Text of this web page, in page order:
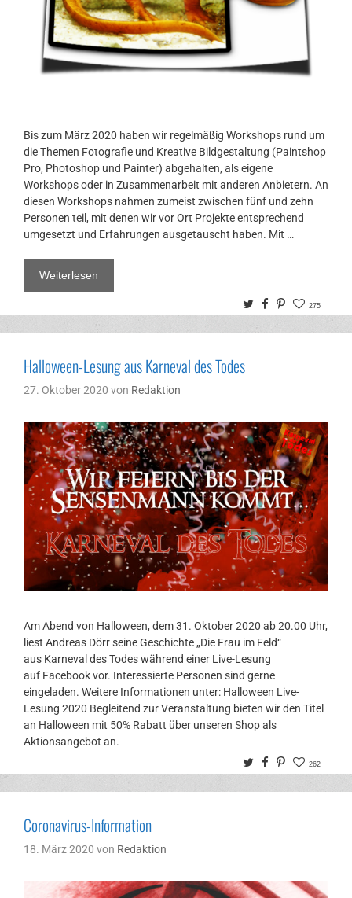
Bis zum März 2020 haben wir regelmäßig Workshops rund um
die Themen Fotografie und Kreative Bildgestaltung (Paintshop
Pro, Photoshop und Painter) abgehalten, als eigene
Workshops oder in Zusammenarbeit mit anderen Anbietern. An
diesen Workshops nahmen zumeist zwischen fünf und zehn
Personen teil, mit denen wir vor Ort Projekte entsprechend
umgesetzt und Erfahrungen ausgetauscht haben. Mit …
Weiterlesen
TwitterFacebook
Pinterest
275
Halloween-Lesung aus Karneval des Todes
27. Oktober 2020 von Redaktion
Am Abend von Halloween, dem 31. Oktober 2020 ab 20.00 Uhr,
liest Andreas Dörr seine Geschichte „Die Frau im Feld“
aus Karneval des Todes während einer Live-Lesung
auf Facebook vor. Interessierte Personen sind gerne
eingeladen. Weitere Informationen unter: Halloween Live-
Lesung 2020 Begleitend zur Veranstaltung bieten wir den Titel
an Halloween mit 50% Rabatt über unseren Shop als
Aktionsangebot an.
TwitterFacebook
Pinterest
262
Coronavirus-Information
18. März 2020 von Redaktion